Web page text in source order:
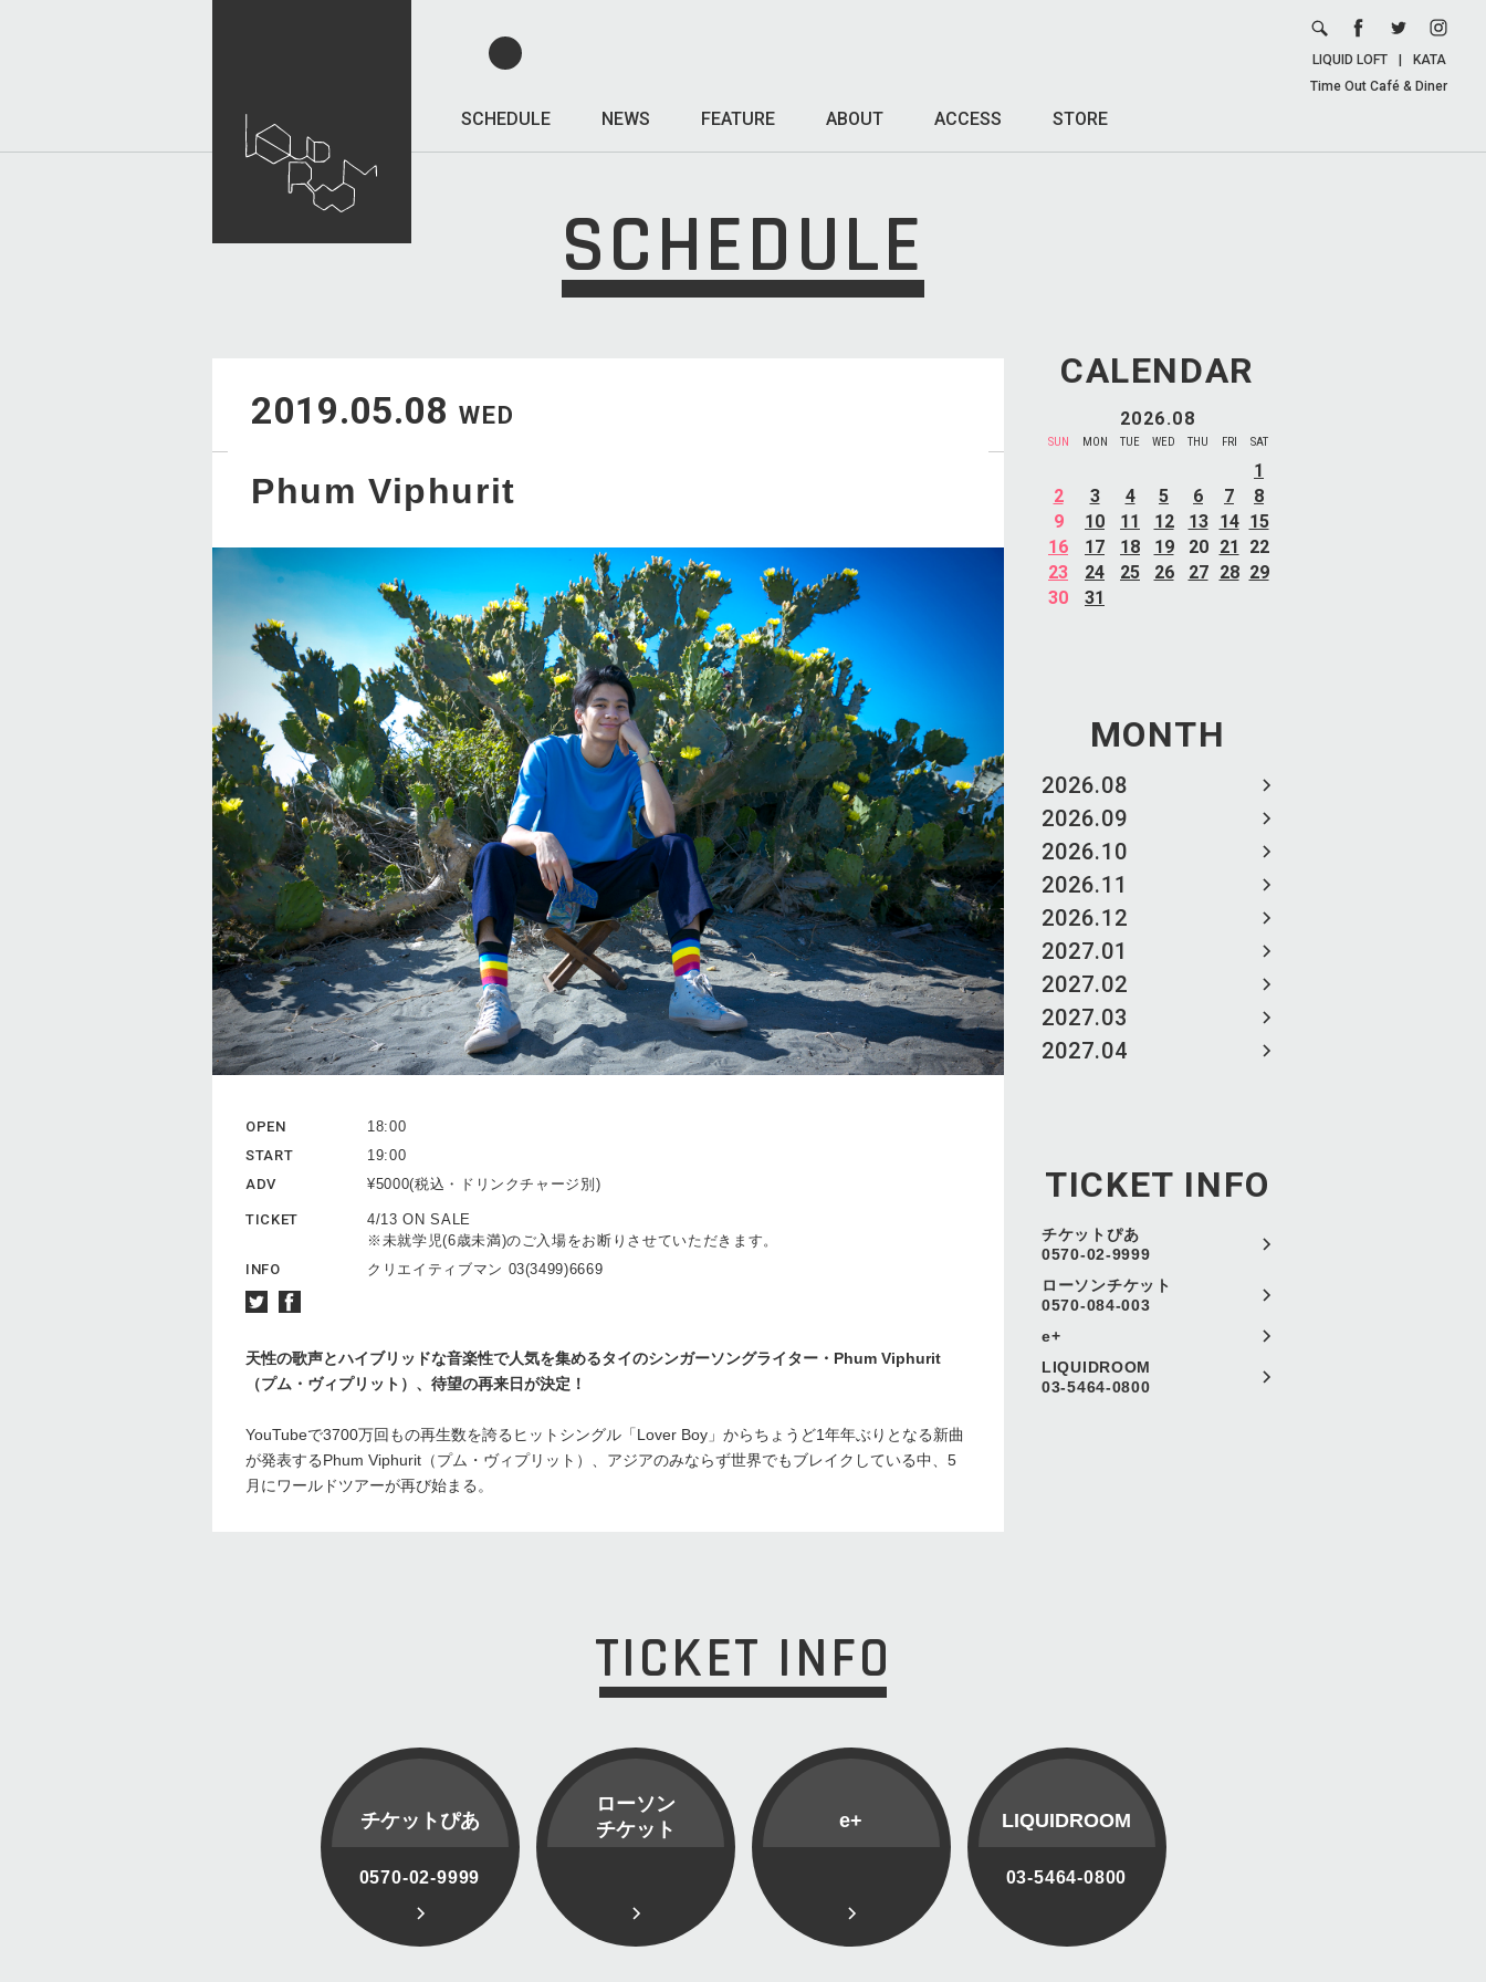
SCHEDULE NEWS FEATURE ABOUT ACCESS STORE
LIQUID LOFT
KATA
Time Out Café & Diner
SCHEDULE
CALENDAR
2026.08
SUN MON TUE WED THU FRI SAT
1
2
3 4 5 6 7
8
9
10 11 12 13 14 15
16
17 18 19 20 21
22
23
24 25 26 27 28 29
30
31
MONTH
2026.08
2026.09
2026.10
2026.11
2026.12
2027.01
2027.02
2027.03
2027.04
TICKET INFO
チケットぴあ
0570-02-9999
ローソンチケット
0570-084-003
e+
LIQUIDROOM
03-5464-0800
2019.05.08 WED
Phum Viphurit
OPEN
18:00
START
19:00
ADV
¥5000(税込・ドリンクチャージ別)
TICKET
4/13 ON SALE
※未就学児(6歳未満)のご入場をお断りさせていただきます。
INFO
クリエイティブマン 03(3499)6669
天性の歌声とハイブリッドな音楽性で人気を集めるタイのシンガーソングライター・Phum Viphurit
（プム・ヴィプリット）、待望の再来⽇が決定！
YouTubeで3700万回もの再生数を誇るヒットシングル「Lover Boy」からちょうど1年年ぶりとなる新曲
が発表するPhum Viphurit（プム・ヴィプリット）、アジアのみならず世界でもブレイクしている中、5
⽉にワールドツアーが再び始まる。
TICKET INFO
チケットぴあ
0570-02-9999
ローソン
チケット
e+ LIQUIDROOM
03-5464-0800